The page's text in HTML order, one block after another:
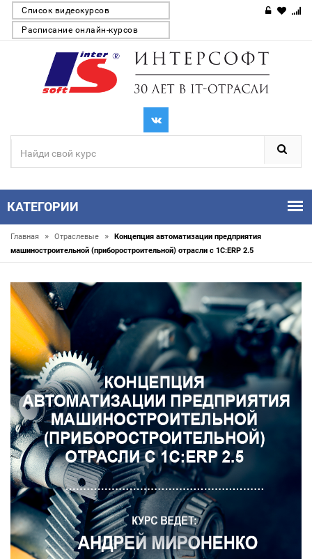
Список видеокурсов
Расписание онлайн-курсов
КАТЕГОРИИ
Главная » Отраслевые »
Концепция автоматизации предприятия
машиностроительной (приборостроительной) отрасли с 1С:ERP 2.5